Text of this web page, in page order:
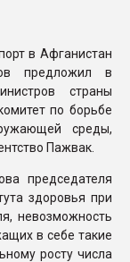
ПЕРЕЙТИ НА
в Афганистан
предложил в
страны
по борьбе
среды,
Пажвак.
председателя
здоровья при
невозможность
в себе такие
росту числа